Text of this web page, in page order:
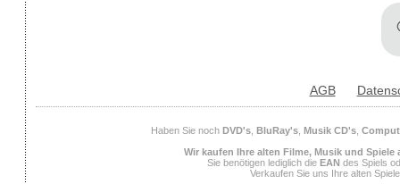
AGB
Haben Sie noch DVD's, BluRay's, Musik CD's,
Wir kaufen Ihre alten Filme, Musik und Spiele
Sie benötigen lediglich die EAN des Spiels
Verkaufen Sie uns Ihre alten